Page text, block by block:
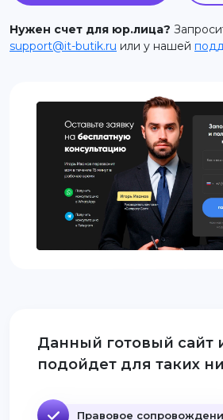
support@it-butik.ru
Нужен счет для юр.лица?
support@it-butik.ru или у нашей
Данный готовый сайт
подойдет для таких
Правовое